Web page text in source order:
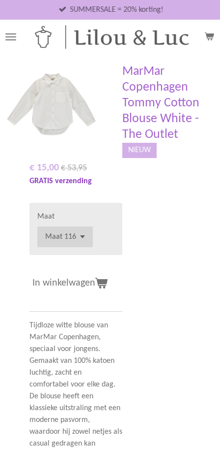
direct
naar
SUMMERSALE = 20% korting!
MarMar
Copenhagen
Tommy Cotton
Blouse White -
The Outlet
NIEUW
€ 15,00 € 53,95
GRATIS verzending
Maat
In winkelwagen
Tijdloze witte blouse van
MarMar Copenhagen,
speciaal voor jongens.
Gemaakt van 100% katoen
luchtig, zacht en
comfortabel voor elke dag.
De blouse heeft een
klassieke uitstraling met een
moderne pasvorm,
waardoor hij zowel netjes als
casual gedragen kan